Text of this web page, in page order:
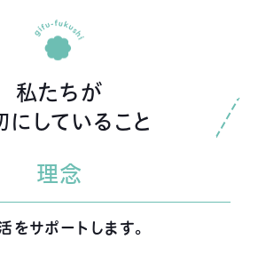
私たちが
にしていること
理念
をサポートします。